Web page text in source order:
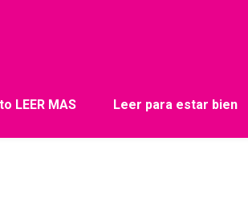
LEER MAS Leer para estar bien